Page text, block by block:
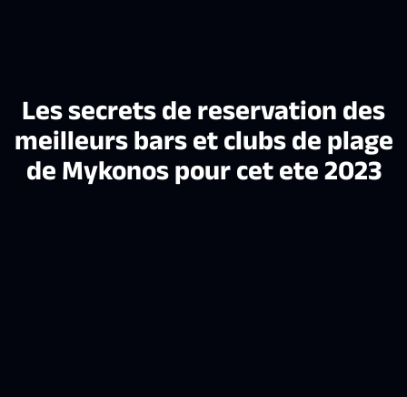
Les secrets de reservation des
meilleurs bars et clubs de plage
de Mykonos pour cet ete 2023